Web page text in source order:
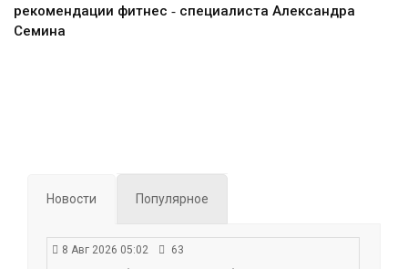
рекомендации фитнес ‑ специалиста Александра
Семина
Новости Популярное
8 Авг 2026 05:02 63